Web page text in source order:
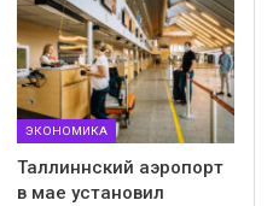
ЭКОНОМИКА
Таллиннский аэропорт
в мае установил